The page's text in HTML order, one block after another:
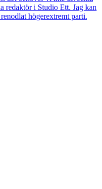
redaktör i Studio Ett. Jag kan
högerextremt parti.